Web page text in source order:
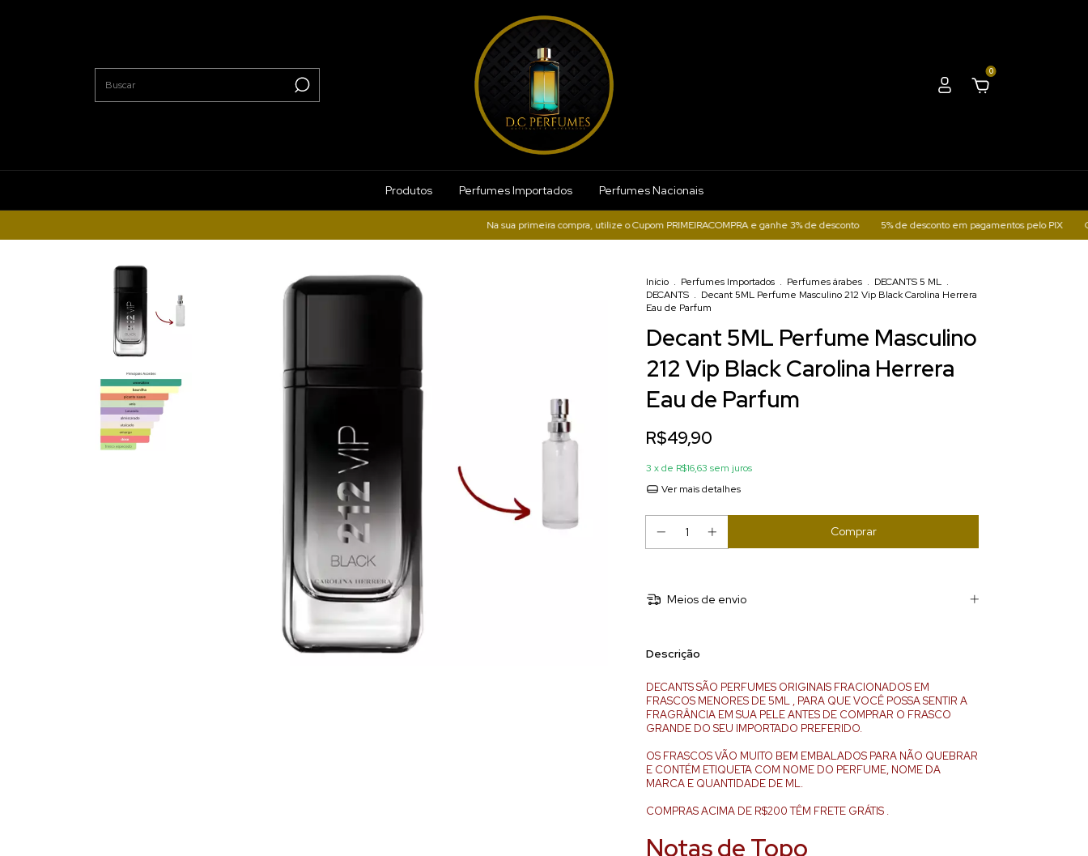
0
Produtos Perfumes Importados Perfumes Nacionais
Na sua primeira compra, utilize o Cupom PRIMEIRACOMPRA e ganhe 3% de desconto 5% de desconto em pagamentos pelo PIX Compras
Início . Perfumes Importados . Perfumes árabes . DECANTS 5 ML .
DECANTS . Decant 5ML Perfume Masculino 212 Vip Black Carolina Herrera
Eau de Parfum
Decant 5ML Perfume Masculino
212 Vip Black Carolina Herrera
Eau de Parfum
R$49,90
3 x de R$16,63 sem juros
Ver mais detalhes
Meios de envio
Descrição
DECANTS SÃO PERFUMES ORIGINAIS FRACIONADOS EM
FRASCOS MENORES DE 5ML , PARA QUE VOCÊ POSSA SENTIR A
FRAGRÂNCIA EM SUA PELE ANTES DE COMPRAR O FRASCO
GRANDE DO SEU IMPORTADO PREFERIDO.
OS FRASCOS VÃO MUITO BEM EMBALADOS PARA NÃO QUEBRAR
E CONTÉM ETIQUETA COM NOME DO PERFUME, NOME DA
MARCA E QUANTIDADE DE ML.
COMPRAS ACIMA DE R$200 TÊM FRETE GRÁTIS .
Notas de Topo